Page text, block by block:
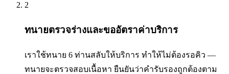
2
ทนายตรวจร่างและขออัตราค่าบริการ
เราใช้ทนาย 6 ท่านสลับให้บริการ ทำให้ไม่ต้องรอคิว —
ทนายจะตรวจสอบเนื้อหา ยืนยันว่าคำรับรองถูกต้องตาม